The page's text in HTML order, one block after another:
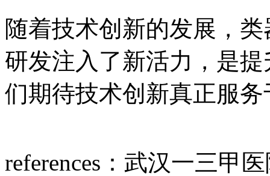
随着技术创新的发展，
研发注入了新活力，是
们期待技术创新真正服
references：武汉一三甲